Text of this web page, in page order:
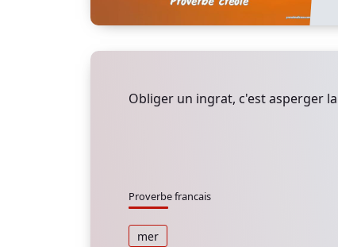
Obliger un ingrat, c'est asperger
Proverbe francais
mer